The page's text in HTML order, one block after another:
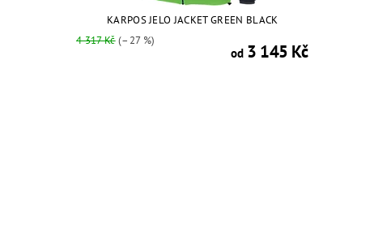
KARPOS JELO JACKET GREEN BLACK
4 317 Kč(–27 %)
od3 145 Kč